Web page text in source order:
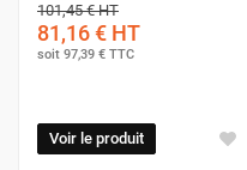
101,45 €HT
81,16 € HT
soit 97,39 € TTC
Voir le produit